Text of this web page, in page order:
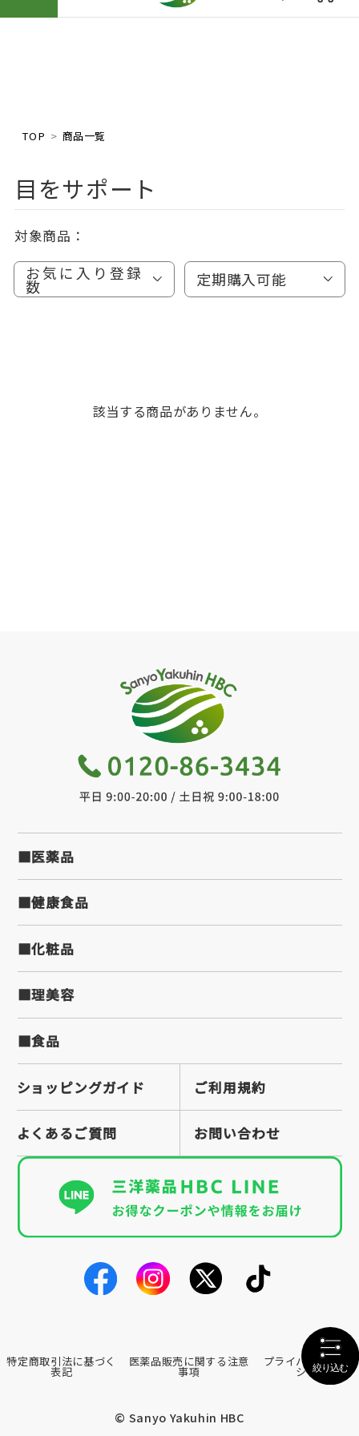
TOP 商品一覧
目をサポート
対象商品：
お気に入り登録
数 定期購入可能
該当する商品がありません。
■医薬品
■健康食品
■化粧品
■理美容
■食品
ショッピングガイド ご利用規約
よくあるご質問 お問い合わせ
特定商取引法に基づく
表記
医薬品販売に関する注意
事項
プライバシーポリ
シー
© Sanyo Yakuhin HBC